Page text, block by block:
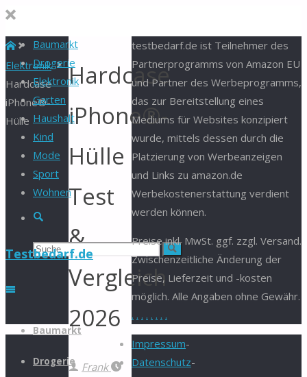
Baumarkt
Drogerie
Elektronik
Garten
Haushalt
Kind
Mode
Sport
Wohnen
Suche
Suchen Suche
Testbedarf.de
Zum
springen
Baumarkt
Drogerie
Start
Elektronik
Hardcase
iPhone®-
Hülle
Hardcase
iPhone®-
Hülle
Test
&
Vergleich
2026
Frank
testbedarf.de ist Teilnehmer des
Partnerprogramms von Amazon EU
und Partner des Werbeprogramms,
das zur Bereitstellung eines
Mediums für Websites konzipiert
wurde, mittels dessen durch die
Platzierung von Werbeanzeigen
und Links zu amazon.de
Werbekostenerstattung verdient
werden können.
Preise inkl. MwSt. ggf. zzgl. Versand.
Zwischenzeitliche Änderung der
Preise, Lieferzeit und -kosten
möglich. Alle Angaben ohne Gewähr.
. . . . . . . .
Impressum-
Datenschutz-